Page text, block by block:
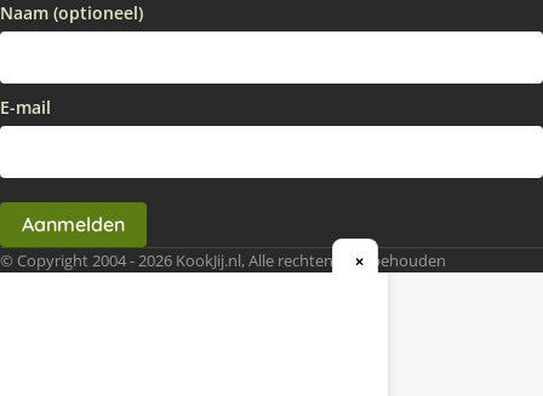
Naam (optioneel)
E-mail
Aanmelden
© Copyright 2004 - 2026 KookJij.nl, Alle rechten voorbehouden
×